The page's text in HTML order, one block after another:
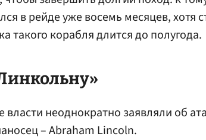
в рейде уже восемь месяцев, хотя
такого корабля длится до полугода.
неоднократно заявляли об
– Abraham Lincoln.